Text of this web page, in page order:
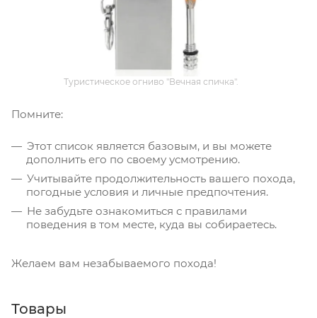
Туристическое огниво "Вечная спичка".
Помните:
Этот список является базовым, и вы можете
дополнить его по своему усмотрению.
Учитывайте продолжительность вашего похода,
погодные условия и личные предпочтения.
Не забудьте ознакомиться с правилами
поведения в том месте, куда вы собираетесь.
Желаем вам незабываемого похода!
Товары